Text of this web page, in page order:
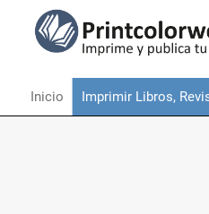
Inicio Imprimir Libros,